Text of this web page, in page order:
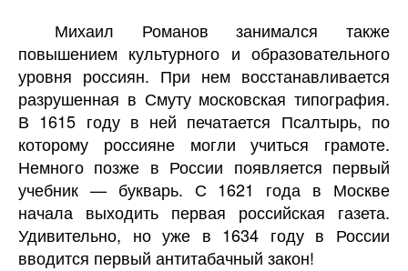
Михаил Романов занимался также
повышением культурного и образовательного
уровня россиян. При нем восстанавливается
разрушенная в Смуту московская типография.
В 1615 году в ней печатается Псалтырь, по
которому россияне могли учиться грамоте.
Немного позже в России появляется первый
учебник — букварь. С 1621 года в Москве
начала выходить первая российская газета.
Удивительно, но уже в 1634 году в России
вводится первый антитабачный закон!